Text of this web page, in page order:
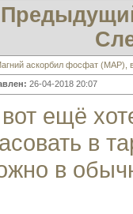
аскорбил фосфат (МАР),
26-04-2018 20:07
ещё
в
в